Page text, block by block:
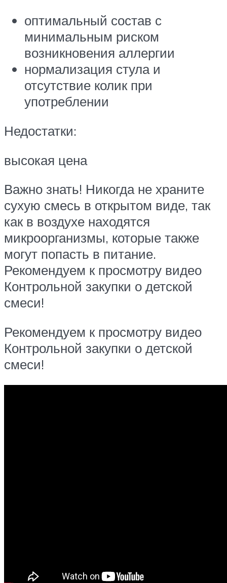
оптимальный состав с
минимальным риском
возникновения аллергии
нормализация стула и
отсутствие колик при
употреблении
Недостатки:
высокая цена
Важно знать! Никогда не храните
сухую смесь в открытом виде, так
как в воздухе находятся
микроорганизмы, которые также
могут попасть в питание.
Рекомендуем к просмотру видео
Контрольной закупки о детской
смеси!
Рекомендуем к просмотру видео
Контрольной закупки о детской
смеси!